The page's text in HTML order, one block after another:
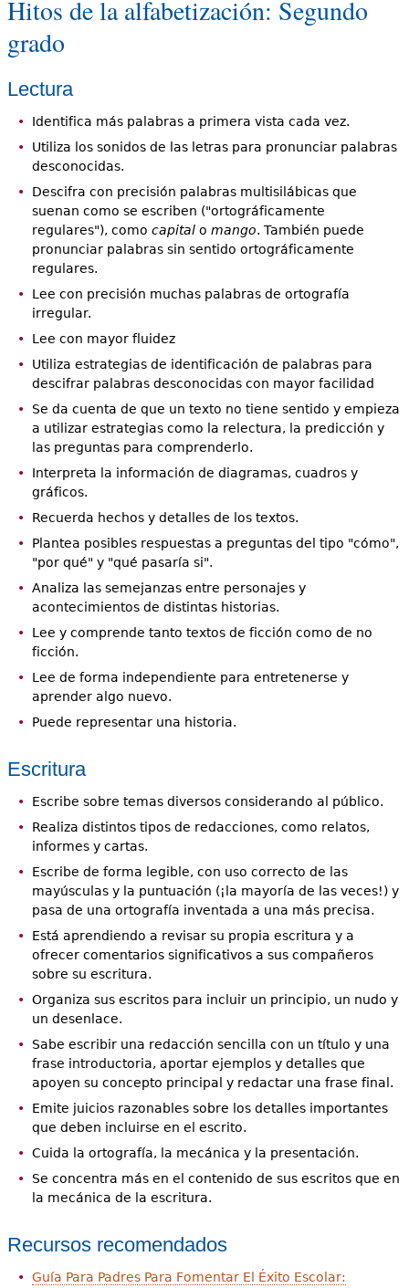
Hitos de la alfabetización: Segundo
grado
Lectura
Identifica más palabras a primera vista cada vez.
Utiliza los sonidos de las letras para pronunciar palabras
desconocidas.
Descifra con precisión palabras multisilábicas que
suenan como se escriben ("ortográficamente
regulares"), como capitalo mango. También puede
pronunciar palabras sin sentido ortográficamente
regulares.
Lee con precisión muchas palabras de ortografía
irregular.
Lee con mayor fluidez
Utiliza estrategias de identificación de palabras para
descifrar palabras desconocidas con mayor facilidad
Se da cuenta de que un texto no tiene sentido y empieza
a utilizar estrategias como la relectura, la predicción y
las preguntas para comprenderlo.
Interpreta la información de diagramas, cuadros y
gráficos.
Recuerda hechos y detalles de los textos.
Plantea posibles respuestas a preguntas del tipo "cómo",
"por qué" y "qué pasaría si".
Analiza las semejanzas entre personajes y
acontecimientos de distintas historias.
Lee y comprende tanto textos de ficción como de no
ficción.
Lee de forma independiente para entretenerse y
aprender algo nuevo.
Puede representar una historia.
Escritura
Escribe sobre temas diversos considerando al público.
Realiza distintos tipos de redacciones, como relatos,
informes y cartas.
Escribe de forma legible, con uso correcto de las
mayúsculas y la puntuación (¡la mayoría de las veces!) y
pasa de una ortografía inventada a una más precisa.
Está aprendiendo a revisar su propia escritura y a
ofrecer comentarios significativos a sus compañeros
sobre su escritura.
Organiza sus escritos para incluir un principio, un nudo y
un desenlace.
Sabe escribir una redacción sencilla con un título y una
frase introductoria, aportar ejemplos y detalles que
apoyen su concepto principal y redactar una frase final.
Emite juicios razonables sobre los detalles importantes
que deben incluirse en el escrito.
Cuida la ortografía, la mecánica y la presentación.
Se concentra más en el contenido de sus escritos que en
la mecánica de la escritura.
Recursos recomendados
Guía Para Padres Para Fomentar El Éxito Escolar: